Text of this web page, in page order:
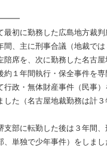
初に勤務した広島地方裁判
間、主に刑事合議（地裁で
陪席を、次に勤務した名古
約１年間執行・保全事件を
行政・無体財産事件（民事
た（名古屋地裁勤務は計３
部に転勤した後は３年間、
単独で少年事件）をしまし